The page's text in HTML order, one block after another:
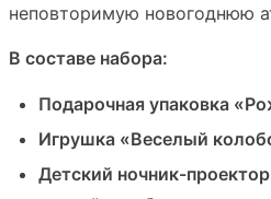
неповторимую новогоднюю
В составе набора:
Подарочная упаковка
Игрушка «Веселый
Детский ночник-